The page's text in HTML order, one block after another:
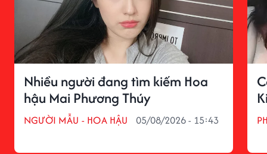
Nhiều người đang tìm kiếm Hoa
hậu Mai Phương Thúy
NGƯỜI MẪU - HOA HẬU 05/08/2026 - 15:43